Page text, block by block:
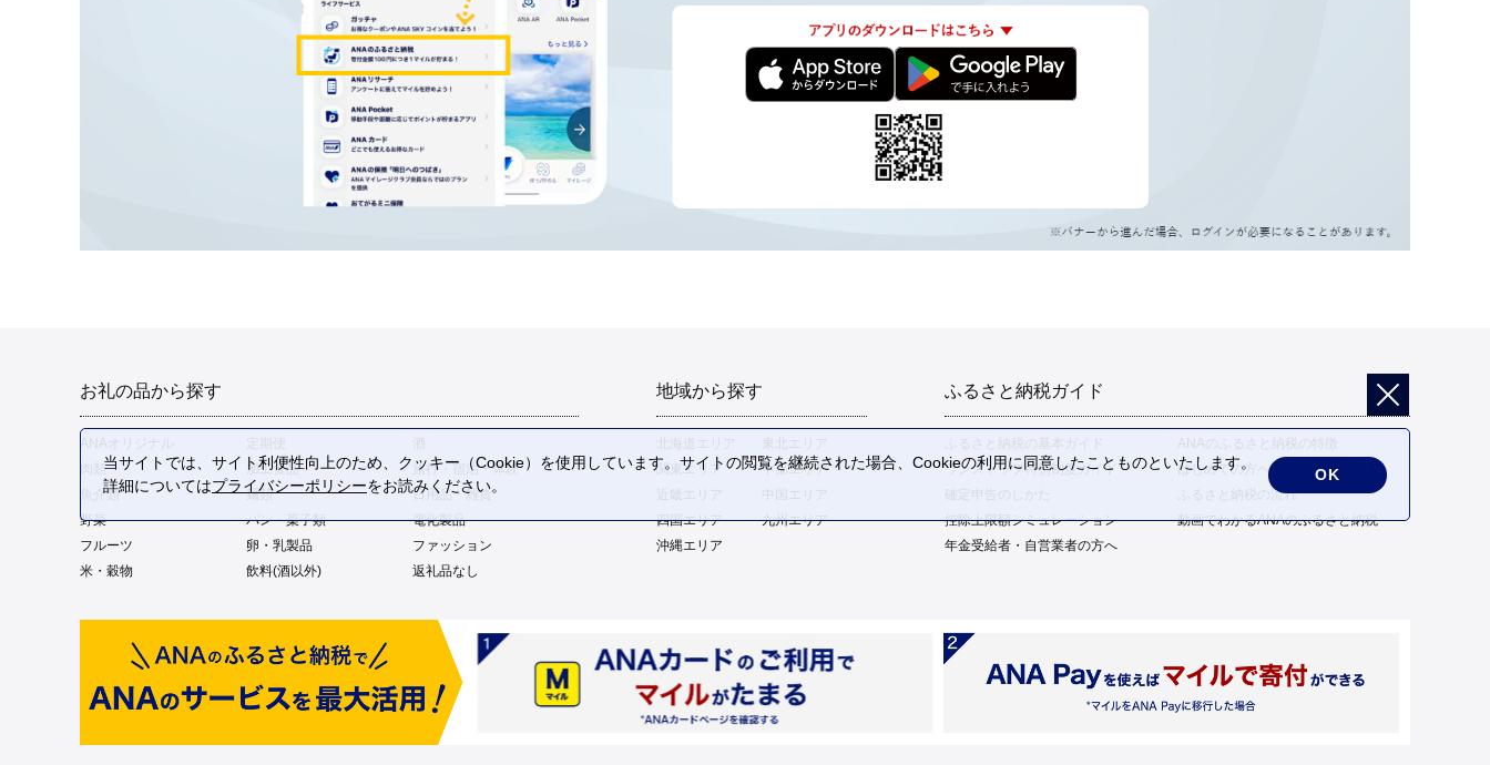
お礼の品から探す
肉類
加工食品
旅行・宿泊・体験
魚介類
麺類
日用品・雑貨
野菜
パン・菓子類
電化製品
フルーツ
卵・乳製品
ファッション
米・穀物
飲料(酒以外) 返礼品なし
地域から探す
関東エリア
中部エリア
四国エリア
九州エリア
沖縄エリア
ふるさと納税ガイド
ふるさと納税の基本ガイド
ANAのふるさと納税の特徴
ワンストップ特例制度ガイド
はじめての方へ
ふるさと納税の流れ
控除上限額シミュレーション
動画でわかるANAのふるさと納税
年金受給者・自営業者の方へ
当サイトでは、サイト利便性向上のため、クッキー（Cookie）を使用しています。サイトの閲覧を継続された場合、Cookieの利用に同意したことものといたします。
詳細についてはプライバシーポリシーをお読みください。
OK